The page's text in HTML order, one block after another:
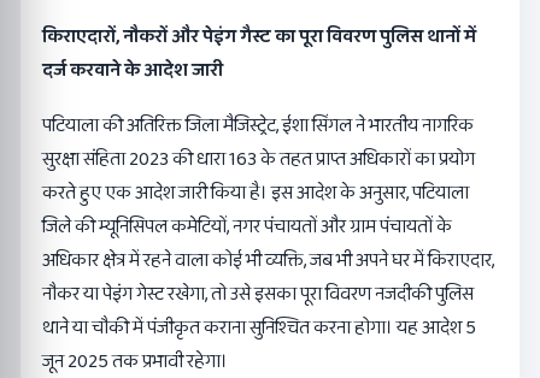
किराएदारों, नौकरों और पेइंग गैस्ट का पूरा विवरण पुलिस थानों में
दर्ज करवाने के आदेश जारी
पटियाला की अतिरिक्त जिला मैजिस्ट्रेट, ईशा सिंगल ने भारतीय नागरिक
सुरक्षा संहिता 2023 की धारा 163 के तहत प्राप्त अधिकारों का प्रयोग
करते हुए एक आदेश जारी किया है। इस आदेश के अनुसार, पटियाला
जिले की म्यूनिसिपल कमेटियों, नगर पंचायतों और ग्राम पंचायतों के
अधिकार क्षेत्र में रहने वाला कोई भी व्यक्ति, जब भी अपने घर में किराएदार,
नौकर या पेइंग गेस्ट रखेगा, तो उसे इसका पूरा विवरण नजदीकी पुलिस
थाने या चौकी में पंजीकृत कराना सुनिश्चित करना होगा। यह आदेश 5
जून 2025 तक प्रभावी रहेगा।